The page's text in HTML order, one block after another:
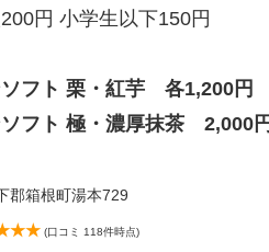
円 小学生以下150円
フト 栗・紅芋 各1,200円
フト 極・濃厚抹茶 2,000円
郡箱根町湯本729
★★★ (口コミ 118件時点)